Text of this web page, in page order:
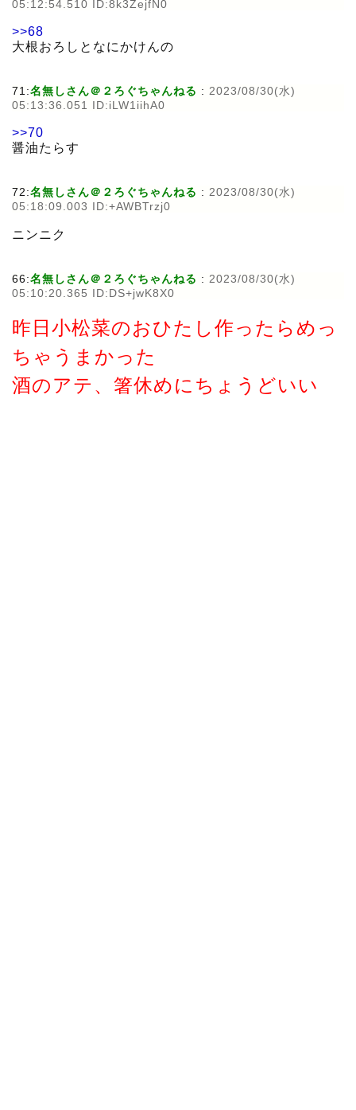
05:12:54.510 ID:8k3ZejfN0
>>68
大根おろしとなにかけんの
71:名無しさん＠２ろぐちゃんねる : 2023/08/30(水)
05:13:36.051 ID:iLW1iihA0
>>70
醤油たらす
72:名無しさん＠２ろぐちゃんねる : 2023/08/30(水)
05:18:09.003 ID:+AWBTrzj0
ニンニク
66:名無しさん＠２ろぐちゃんねる : 2023/08/30(水)
05:10:20.365 ID:DS+jwK8X0
昨日小松菜のおひたし作ったらめっ
ちゃうまかった
酒のアテ、箸休めにちょうどいい